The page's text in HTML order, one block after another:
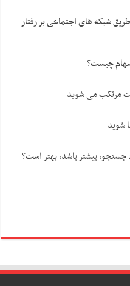
شبکه های اجتماعی بر رفتار
سهام چیست؟
شوید
بیشتر باشد، بهتر است؟